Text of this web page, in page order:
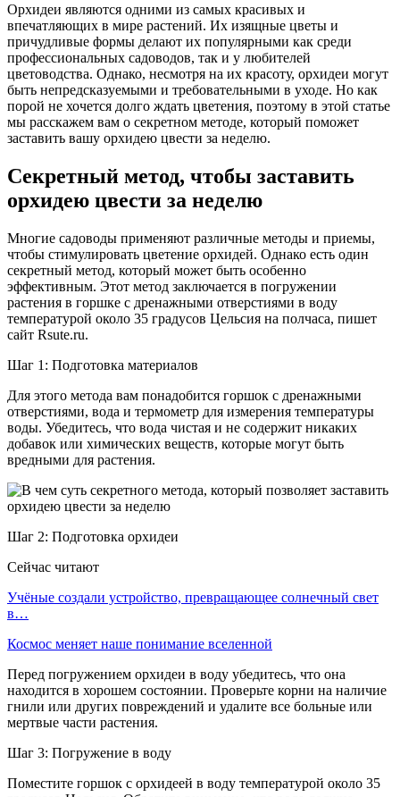
Орхидеи являются одними из самых красивых и
впечатляющих в мире растений. Их изящные цветы и
причудливые формы делают их популярными как среди
профессиональных садоводов, так и у любителей
цветоводства. Однако, несмотря на их красоту, орхидеи могут
быть непредсказуемыми и требовательными в уходе. Но как
порой не хочется долго ждать цветения, поэтому в этой статье
мы расскажем вам о секретном методе, который поможет
заставить вашу орхидею цвести за неделю.
Секретный метод, чтобы заставить
орхидею цвести за неделю
Многие садоводы применяют различные методы и приемы,
чтобы стимулировать цветение орхидей. Однако есть один
секретный метод, который может быть особенно
эффективным. Этот метод заключается в погружении
растения в горшке с дренажными отверстиями в воду
температурой около 35 градусов Цельсия на полчаса, пишет
сайт Rsute.ru.
Шаг 1: Подготовка материалов
Для этого метода вам понадобится горшок с дренажными
отверстиями, вода и термометр для измерения температуры
воды. Убедитесь, что вода чистая и не содержит никаких
добавок или химических веществ, которые могут быть
вредными для растения.
Шаг 2: Подготовка орхидеи
Сейчас читают
Учёные создали устройство, превращающее солнечный свет
в…
Космос меняет наше понимание вселенной
Перед погружением орхидеи в воду убедитесь, что она
находится в хорошем состоянии. Проверьте корни на наличие
гнили или других повреждений и удалите все больные или
мертвые части растения.
Шаг 3: Погружение в воду
Поместите горшок с орхидеей в воду температурой около 35